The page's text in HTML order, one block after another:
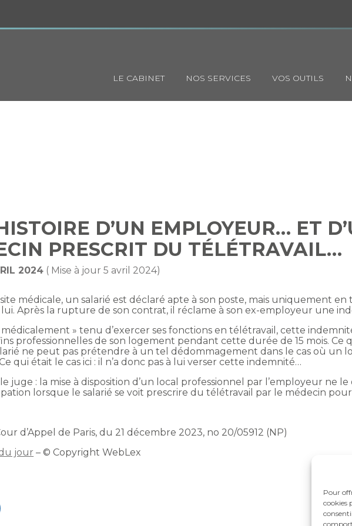
Pour
cookies
Principal
LE CABINET NOS SERVICES VOS OUTILS
D’UN EMPLOYEUR… ET
PRESCRIT DU TÉLÉTRAVAIL…
2024 ( Mise à jour 5 avril 2024)
médicale, un salarié est déclaré apte à son poste, mais uniquement
Après la rupture de son contrat, il réclame à son ex-employeur une
médicalement » tenu d’exercer ses fonctions en télétravail, cette
fins professionnelles de son logement pendant cette durée de 15 mois.
ne peut pas prétendre à un tel dédommagement dans le cas où un
qui était le cas ici : il n’a donc pas à lui verser cette indemnité…
juge : la mise à disposition d’un local professionnel par l’employeur ne
lorsque le salarié se voit prescrire du télétravail par le médecin pour
d’Appel de Paris, du 21 décembre 2023, no 20/05912 (NP)
jour – © Copyright WebLex